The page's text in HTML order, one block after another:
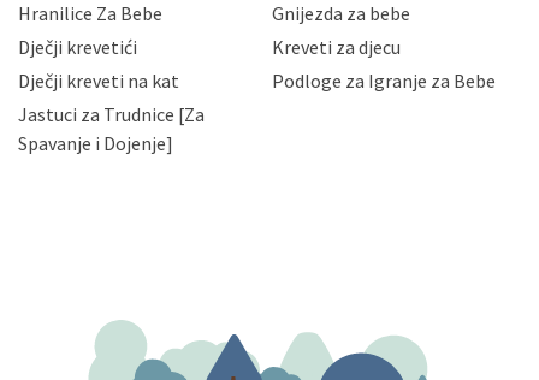
slučajevima koji su dozvoljeni zakonima. Napominjemo
da možete u svako doba, u potpunosti ili djelomice,
zatražiti prestanak aktivnosti obrade Vaših osobnih
podataka. Opoziv privole možete podnijeti poštom na
gore navedenu adresu ili e-mailom na adresu:
Hranilice Za Bebe
Gnijezda za bebe
Dječji krevetići
Kreveti za djecu
Dječji kreveti na kat
Podloge za Igranje za Bebe
Jastuci za Trudnice [Za
Spavanje i Dojenje]